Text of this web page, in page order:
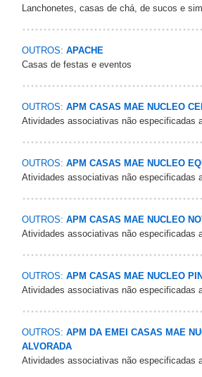
Lanchonetes, casas de chá, de sucos e
OUTROS: APACHE
Casas de festas e eventos
OUTROS: APM CASAS MAE NUCLEO
Atividades associativas não especificadas
OUTROS: APM CASAS MAE NUCLEO
Atividades associativas não especificadas
OUTROS: APM CASAS MAE NUCLEO
Atividades associativas não especificadas
OUTROS: APM CASAS MAE NUCLEO
Atividades associativas não especificadas
OUTROS: APM DA EMEI CASAS MAE
ALVORADA
Atividades associativas não especificadas